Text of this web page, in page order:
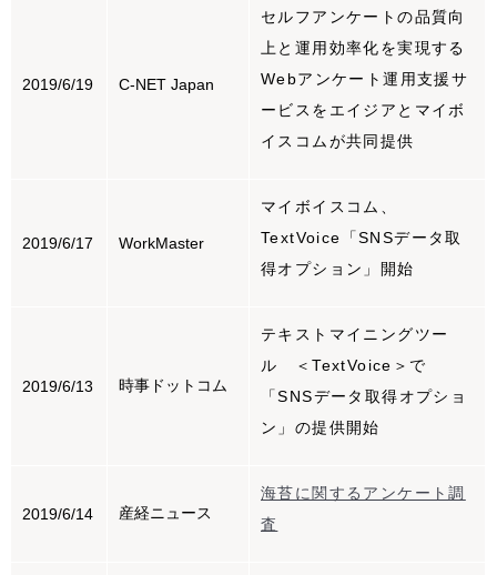
2019/6/19 C-NET Japan
セルフアンケートの品質向
上と運用効率化を実現する
Webアンケート運用支援サ
ービスをエイジアとマイボ
イスコムが共同提供
2019/6/17 WorkMaster
マイボイスコム、
TextVoice「SNSデータ取
得オプション」開始
2019/6/13 時事ドットコム
テキストマイニングツー
ル ＜TextVoice＞で
「SNSデータ取得オプショ
ン」の提供開始
2019/6/14 産経ニュース
海苔に関するアンケート調
査